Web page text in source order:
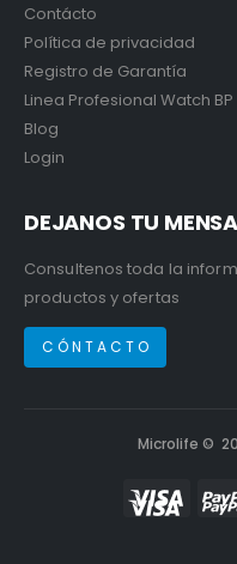
Contácto
Política de privacidad
Registro de Garantía
Linea Profesional Watch BP
Blog
Login
DEJANOS TU
Consultenos toda la
productos y ofertas
C Ó N T A C T O
Microlife ©